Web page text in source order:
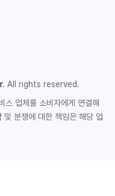
. All rights reserved.
스 업체를 소비자에게 연결해
및 분쟁에 대한 책임은 해당 업